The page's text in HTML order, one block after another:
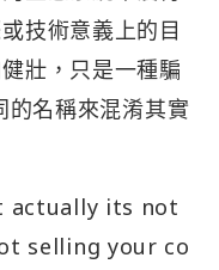
技術意義上的目
壯，只是一種騙
名稱來混淆其實
actually its not
selling your co